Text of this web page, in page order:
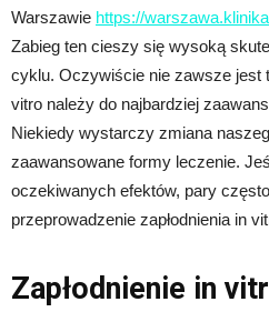
Warszawie https://
Zabieg ten cieszy się wysoką
cyklu. Oczywiście nie zawsze jest
vitro należy do najbardziej
Niekiedy wystarczy zmiana
zaawansowane formy leczenie.
oczekiwanych efektów, pary
przeprowadzenie zapłodnienia in
Zapłodnienie in